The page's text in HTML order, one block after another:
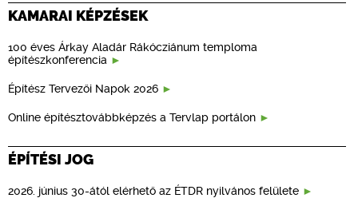
KAMARAI KÉPZÉSEK
100 éves Árkay Aladár Rákócziánum temploma
építészkonferencia
Építész Tervezői Napok 2026
Online építésztovábbképzés a Tervlap portálon
ÉPÍTÉSI JOG
2026. június 30-ától elérhető az ÉTDR nyilvános felülete